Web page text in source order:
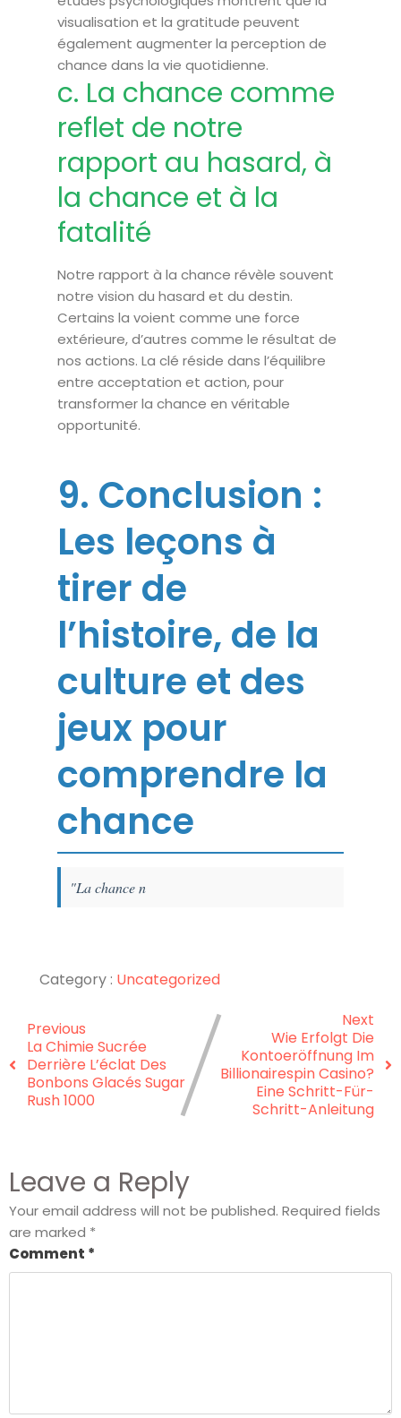
visualisation et la gratitude peuvent
également augmenter la perception de
chance dans la vie quotidienne.
c. La chance comme
reflet de notre
rapport au hasard, à
la chance et à la
fatalité
Notre rapport à la chance révèle souvent
notre vision du hasard et du destin.
Certains la voient comme une force
extérieure, d’autres comme le résultat de
nos actions. La clé réside dans l’équilibre
entre acceptation et action, pour
transformer la chance en véritable
opportunité.
9. Conclusion :
Les leçons à
tirer de
l’histoire, de la
culture et des
jeux pour
comprendre la
chance
"La chance n
Category : Uncategorized
Previous
La Chimie Sucrée
Derrière L’éclat Des
Bonbons Glacés Sugar
Rush 1000
Next
Wie Erfolgt Die
Kontoeröffnung Im
Billionairespin Casino?
Eine Schritt-Für-
Schritt-Anleitung
Leave a Reply
Your email address will not be published. Required fields
are marked *
Comment *